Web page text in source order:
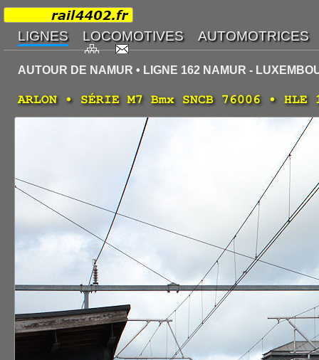
AUTOUR DE NAMUR • LIGNE 162 NAMUR -
ARLON • SÉRIE M7 Bmx SNCB 76006 • HLE